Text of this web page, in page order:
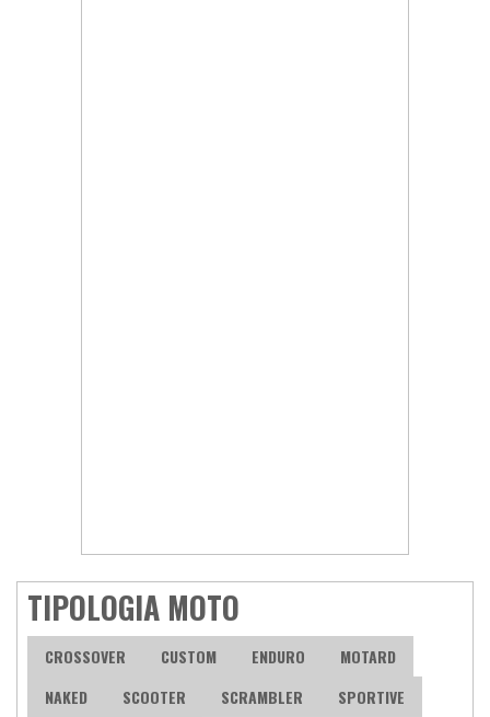
TIPOLOGIA MOTO
CROSSOVER CUSTOM ENDURO
MOTARD
NAKED
SCOOTER SCRAMBLER
SPORTIVE